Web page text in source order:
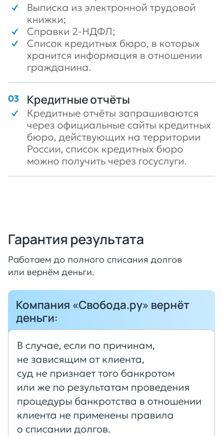
Выписка из электронной трудовой
книжки;
Справки 2-НДФЛ;
Список кредитных бюро, в которых
хранится информация в отношении
гражданина.
Кредитные отчёты
Кредитные отчёты запрашиваются
через официальные сайты кредитных
бюро, действующих на территории
России, список кредитных бюро
можно получить через госуслуги.
Гарантия результата
Работаем до полного списания долгов
или вернём деньги.
Компания «Свобода.ру» вернёт
деньги:
В случае, если по причинам,
не зависящим от клиента,
суд не признает того банкротом
или же по результатам проведения
процедуры банкротства в отношении
клиента не применены правила
о списании долгов.